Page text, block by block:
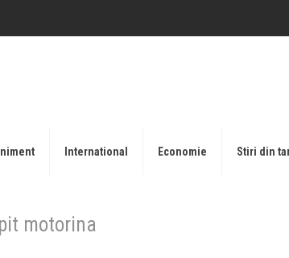
International Economie Stiri din
motorina